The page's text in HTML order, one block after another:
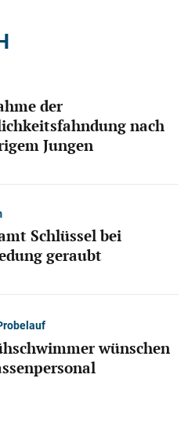
der
nach
Jungen
Schlüssel bei
geraubt
wünschen